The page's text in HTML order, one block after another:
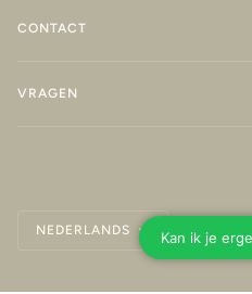
CONTACT
VRAGEN
Taal
NEDERLANDS